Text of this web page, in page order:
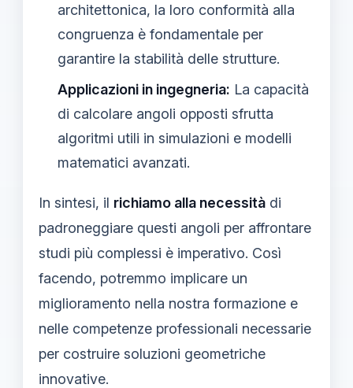
architettonica, la loro conformità alla
congruenza è fondamentale per
garantire la stabilità delle strutture.
Applicazioni in ingegneria: La capacità
di calcolare angoli opposti sfrutta
algoritmi utili in simulazioni e modelli
matematici avanzati.
In sintesi, il richiamo alla necessità di
padroneggiare questi angoli per affrontare
studi più complessi è imperativo. Così
facendo, potremmo implicare un
miglioramento nella nostra formazione e
nelle competenze professionali necessarie
per costruire soluzioni geometriche
innovative.